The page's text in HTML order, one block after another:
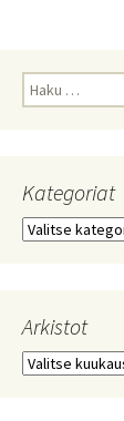
Haku:
Kategoriat
Kategoriat
Arkistot
Arkistot